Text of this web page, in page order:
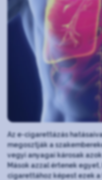
Az e-cigarettázás
megosztják a
vegyi anyagai károsak
Mások azzal értenek
cigarettához képest ezek